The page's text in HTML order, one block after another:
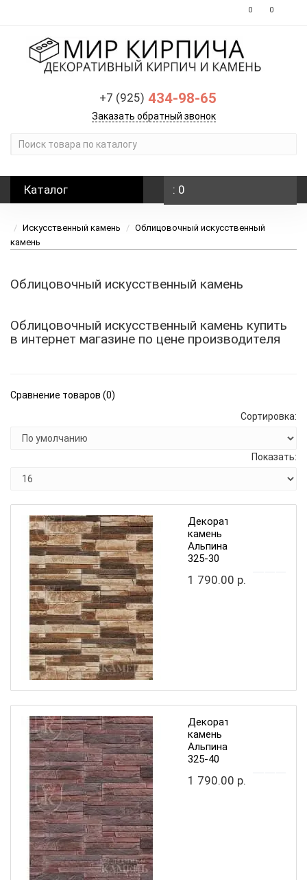
0 0
+7 (925) 434-98-65
Заказать обратный звонок
Каталог : 0
Искусственный камень
Облицовочный искусственный
камень
Облицовочный искусственный камень
Облицовочный искусственный камень купить
в интернет магазине по цене производителя
Сравнение товаров (0)
Сортировка:
Показать:
Декоративный
камень
Альпина
325-30
1 790.00 р.
Декоративный
камень
Альпина
325-40
1 790.00 р.